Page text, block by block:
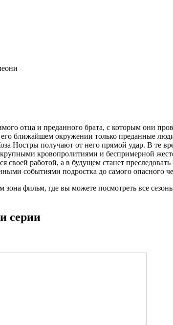
отца и преданного брата, с которым они
ближайшем окружении только преданные
Ностры получают от него прямой удар. В те
кровопролитиями и беспримерной
своей работой, а в будущем станет
событиями подростка до самого опасного
зона фильм, где вы можете посмотреть все
серии